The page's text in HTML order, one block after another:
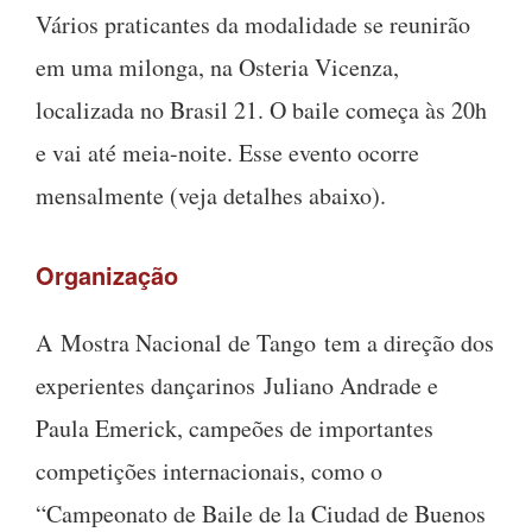
Vários praticantes da modalidade se reunirão
em uma milonga, na Osteria Vicenza,
localizada no Brasil 21. O baile começa às 20h
e vai até meia-noite. Esse evento ocorre
mensalmente (veja detalhes abaixo).
Organização
A Mostra Nacional de Tango tem a direção dos
experientes dançarinos Juliano Andrade e
Paula Emerick, campeões de importantes
competições internacionais, como o
“Campeonato de Baile de la Ciudad de Buenos